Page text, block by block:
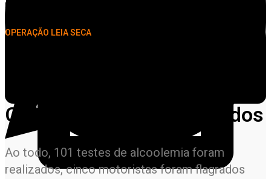
Lei Seca em Alta Floresta flagra 20 motoristas sem CNH; 34 veículos
recolhidos
OPERAÇÃO LEIA SECA
flagra 20 motoristas sem
CNH; 34 veículos recolhidos
Ao todo, 101 testes de alcoolemia foram
realizados, cinco motoristas foram flagrados